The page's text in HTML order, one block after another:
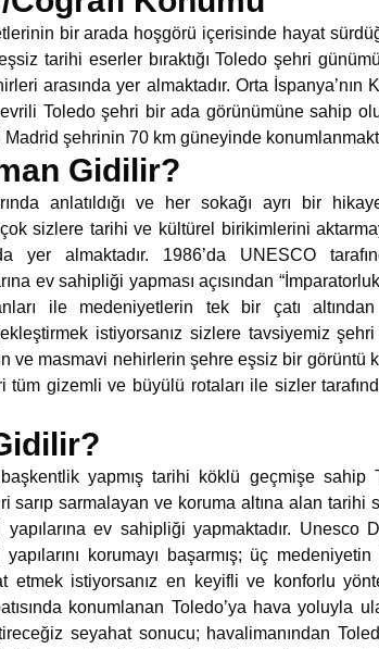
bir arada hoşgörü içerisinde hayat
tarihi eserler bıraktığı Toledo şehri
arasında yer almaktadır. Orta
Toledo şehri bir ada görünümüne sahip
şehrinin 70 km güneyinde
Gidilir?
anlatıldığı ve her sokağı ayrı bir
sizlere tarihi ve kültürel birikimlerini
almaktadır. 1986’da UNESCO
ev sahipliği yapması açısından
ile medeniyetlerin tek bir çatı
istiyorsanız sizlere tavsiyemiz
ve masmavi nehirlerin şehre eşsiz bir görüntü
tüm gizemli ve büyülü rotaları ile sizler
yapmış tarihi köklü geçmişe sahip
sarıp sarmalayan ve koruma altına alan tarihi
ev sahipliği yapmaktadır. Unesco
yapılarını korumayı başarmış; üç
istiyorsanız en keyifli ve konforlu
konumlanan Toledo’ya hava yoluyla
seyahat sonucu; havalimanından